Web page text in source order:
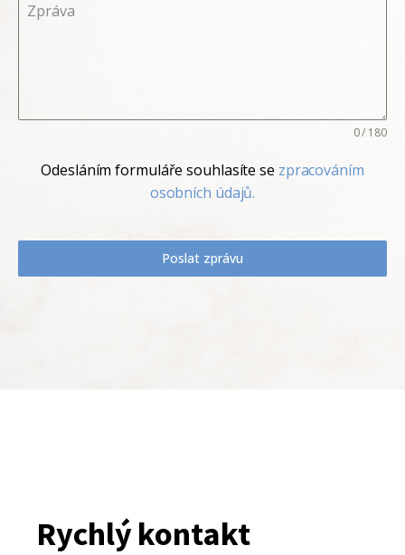
Zpráva
0 / 180
Odesláním formuláře souhlasíte se zpracováním
osobních údajů.
Poslat zprávu
Rychlý kontakt